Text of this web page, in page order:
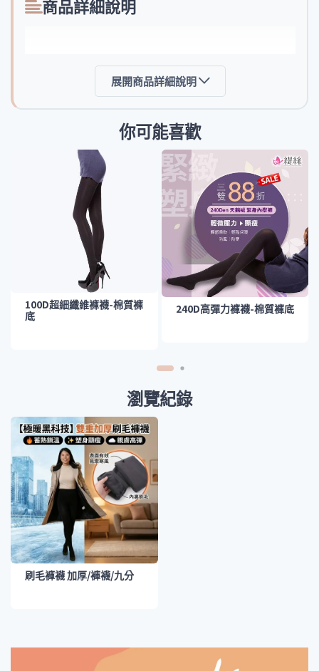
商品詳細說明
展開商品詳細說明
你可能喜歡
100D超細纖維褲襪-棉質褲
底
240D高彈力褲襪-棉質褲底
瀏覽紀錄
刷毛褲襪 加厚/褲襪/九分